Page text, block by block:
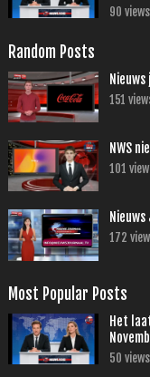
90 views
Random Posts
151
NWS
101
172
Most Popular Posts
Het
50 views